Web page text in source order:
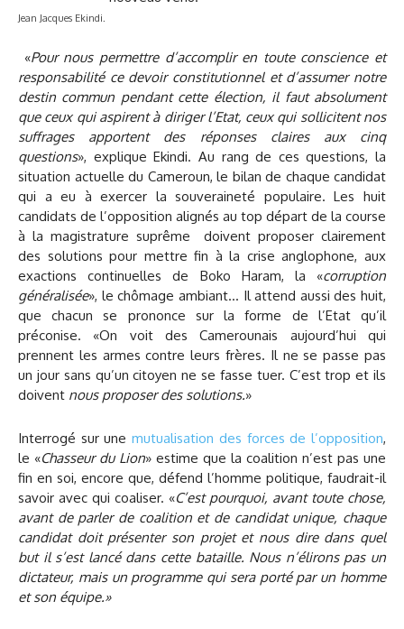
Jean Jacques Ekindi.
«Pour nous permettre d’accomplir en toute conscience et
responsabilité ce devoir constitutionnel et d’assumer notre
destin commun pendant cette élection, il faut absolument
que ceux qui aspirent à diriger l’Etat, ceux qui sollicitent nos
suffrages apportent des réponses claires aux cinq
questions», explique Ekindi. Au rang de ces questions, la
situation actuelle du Cameroun, le bilan de chaque candidat
qui a eu à exercer la souveraineté populaire. Les huit
candidats de l’opposition alignés au top départ de la course
à la magistrature suprême doivent proposer clairement
des solutions pour mettre fin à la crise anglophone, aux
exactions continuelles de Boko Haram, la «corruption
généralisée», le chômage ambiant… Il attend aussi des huit,
que chacun se prononce sur la forme de l’Etat qu’il
préconise. «On voit des Camerounais aujourd’hui qui
prennent les armes contre leurs frères. Il ne se passe pas
un jour sans qu’un citoyen ne se fasse tuer. C’est trop et ils
doivent nous proposer des solutions.»
Interrogé sur unemutualisation des forces de l’opposition,
le «Chasseur du Lion» estime que la coalition n’est pas une
fin en soi, encore que, défend l’homme politique, faudrait-il
savoir avec qui coaliser. «C’est pourquoi, avant toute chose,
avant de parler de coalition et de candidat unique, chaque
candidat doit présenter son projet et nous dire dans quel
but il s’est lancé dans cette bataille. Nous n’élirons pas un
dictateur, mais un programme qui sera porté par un homme
et son équipe.»